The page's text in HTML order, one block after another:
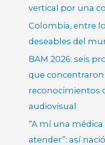
vertical por una
Colombia, entre
deseables del
BAM 2026: seis
que
reconocimientos
audiovisual
“A mí una
atender”: así